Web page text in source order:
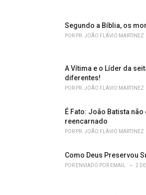
Segundo a Bíblia, os
POR PR. JOÃO FLÁVIO MARTINEZ
A Vítima e o Líder da
diferentes!
POR PR. JOÃO FLÁVIO MARTINEZ
É Fato: João Batista não
reencarnado
POR PR. JOÃO FLÁVIO MARTINEZ
Como Deus Preservou
POR ENVIADO POR EMAIL 2